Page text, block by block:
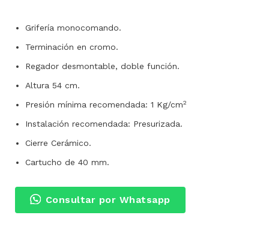
Grifería monocomando.
Terminación en cromo.
Regador desmontable, doble función.
Altura 54 cm.
Presión mínima recomendada: 1 Kg/cm2
Instalación recomendada: Presurizada.
Cierre Cerámico.
Cartucho de 40 mm.
Consultar por Whatsapp